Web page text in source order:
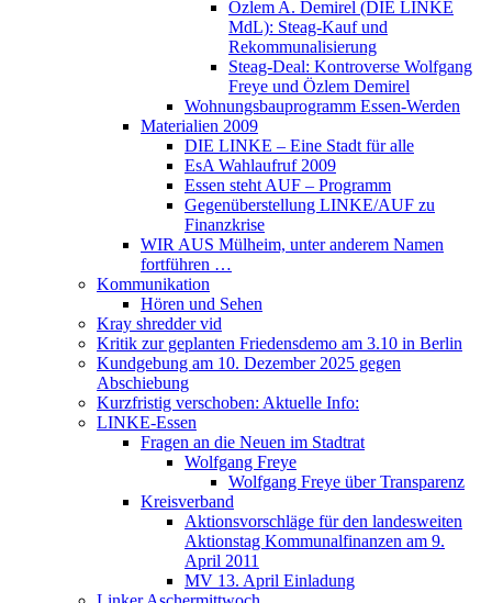
Özlem A. Demirel (DIE LINKE
MdL): Steag-Kauf und
Rekommunalisierung
Steag-Deal: Kontroverse Wolfgang
Freye und Özlem Demirel
Wohnungsbauprogramm Essen-Werden
Materialien 2009
DIE LINKE – Eine Stadt für alle
EsA Wahlaufruf 2009
Essen steht AUF – Programm
Gegenüberstellung LINKE/AUF zu
Finanzkrise
WIR AUS Mülheim, unter anderem Namen
fortführen …
Kommunikation
Hören und Sehen
Kray shredder vid
Kritik zur geplanten Friedensdemo am 3.10 in Berlin
Kundgebung am 10. Dezember 2025 gegen
Abschiebung
Kurzfristig verschoben: Aktuelle Info:
LINKE-Essen
Fragen an die Neuen im Stadtrat
Wolfgang Freye
Wolfgang Freye über Transparenz
Kreisverband
Aktionsvorschläge für den landesweiten
Aktionstag Kommunalfinanzen am 9.
April 2011
MV 13. April Einladung